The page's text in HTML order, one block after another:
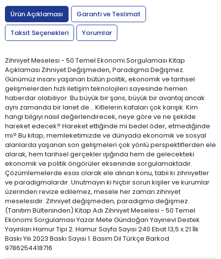
Ürün Açıklaması
Garanti ve Teslimat
Taksit Seçenekleri
Yorumlar
Zihniyet Meselesi - 50 Temel Ekonomi Sorgulaması Kitap
Açıklaması Zihniyet Değişmeden, Paradigma Değişmez.
Günümüz insanı yaşanan bütün politik, ekonomik ve tarihsel
gelişmelerden hızlı iletişim teknolojileri sayesinde hemen
haberdar olabiliyor. Bu büyük bir şans, büyük bir avantaj ancak
aynı zamanda bir lanet de... Kitlelerin kafaları çok karışık. Kim
hangi bilgiyi nasıl değerlendirecek, neye göre ve ne şekilde
hareket edecek? Hareket ettiğinde mi bedel öder, etmediğinde
mi? Bu kitap, memleketimizde ve dünyada ekonomik ve sosyal
alanlarda yaşanan son gelişmeleri çok yönlü perspektiflerden ele
alarak, hem tarihsel gerçekler ışığında hem de gelecekteki
ekonomik ve politik öngörüler ekseninde sorgulamaktadır.
Çözümlemelerde esas olarak ele alınan konu, tabii ki zihniyetler
ve paradigmalardır. Unutmayın ki hiçbir sorun kişiler ve kurumlar
üzerinden revize edilemez, mesele her zaman zihniyet
meselesidir. Zihniyet değişmeden, paradigma değişmez.
(Tanıtım Bülteninden) Kitap Adı Zihniyet Meselesi - 50 Temel
Ekonomi Sorgulaması Yazar Mete Gündoğan Yayınevi Destek
Yayınları Hamur Tipi 2. Hamur Sayfa Sayısı 240 Ebat 13,5 x 21 İlk
Baskı Yılı 2023 Baskı Sayısı 1. Basım Dil Türkçe Barkod
9786254418716